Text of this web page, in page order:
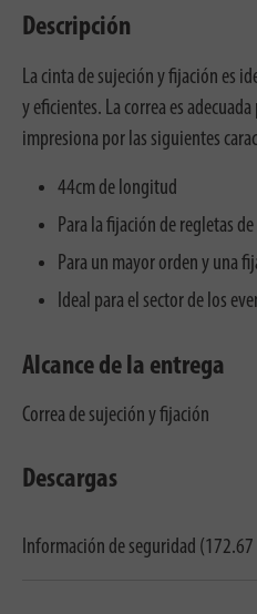
Descripción
La cinta de sujeción y fijación es
y eficientes. La correa es
impresiona por las siguientes
44cm de longitud
Para la fijación de regletas
Para un mayor orden y una
Ideal para el sector de los
Alcance de la entrega
Correa de sujeción y fijación
Descargas
Información de seguridad (172.67